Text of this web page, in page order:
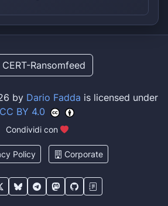
CERT-Ransomfeed
by Dario Fadda is licensed under
CC BY 4.0
Condividi con
Policy Corporate